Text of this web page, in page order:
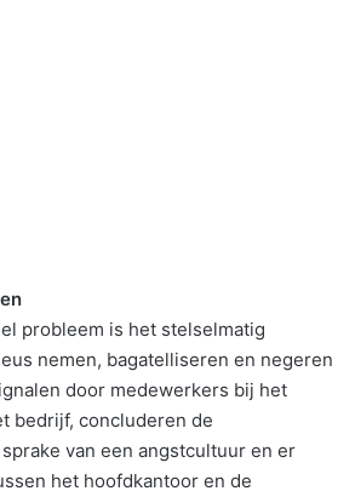
probleem is het stelselmatig
nemen, bagatelliseren en negeren
door medewerkers bij het
bedrijf, concluderen de
van een angstcultuur en er
het hoofdkantoor en de